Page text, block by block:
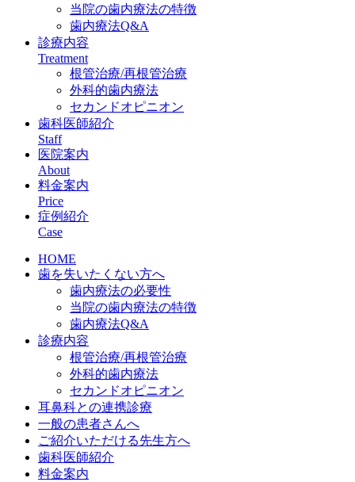
当院の歯内療法の特徴
歯内療法Q&A
診療内容
Treatment
根管治療/再根管治療
外科的歯内療法
セカンドオピニオン
歯科医師紹介
Staff
医院案内
About
料金案内
Price
症例紹介
Case
HOME
歯を失いたくない方へ
歯内療法の必要性
当院の歯内療法の特徴
歯内療法Q&A
診療内容
根管治療/再根管治療
外科的歯内療法
セカンドオピニオン
耳鼻科との連携診療
一般の患者さんへ
ご紹介いただける先生方へ
歯科医師紹介
料金案内